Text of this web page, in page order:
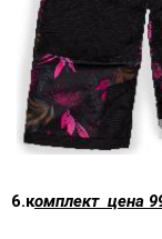
6.комплект цена